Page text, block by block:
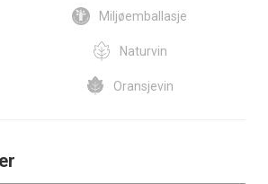
Miljøemballasje
Naturvin
Oransjevin